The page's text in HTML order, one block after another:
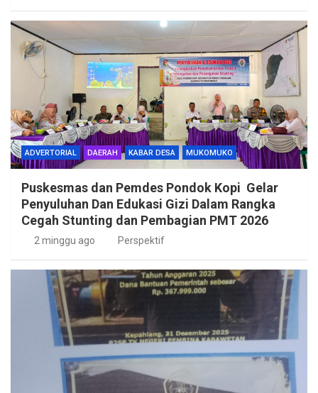
ADVERTORIAL DAERAH KABAR DESA MUKOMUKO
Puskesmas dan Pemdes Pondok Kopi Gelar
Penyuluhan Dan Edukasi Gizi Dalam Rangka
Cegah Stunting dan Pembagian PMT 2026
2 minggu ago Perspektif